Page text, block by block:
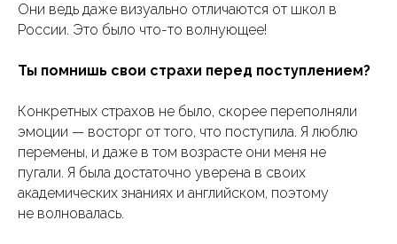
Они ведь даже визуально отличаются от школ в
России. Это было что-то волнующее!
Ты помнишь свои страхи перед поступлением?
Конкретных страхов не было, скорее переполняли
эмоции — восторг от того, что поступила. Я люблю
перемены, и даже в том возрасте они меня не
пугали. Я была достаточно уверена в своих
академических знаниях и английском, поэтому
не волновалась.